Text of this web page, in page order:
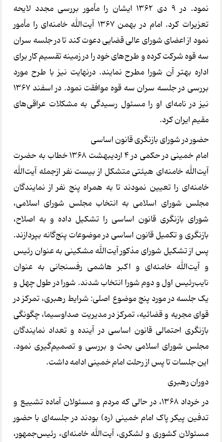
نمود. در ۹ دی ۱۳۶۲ ایشان را مأمور بررسی مجدد لایحه
تعزیرات کرد. امام در بهمن ۱۳۶۷ آیت‌الله خامنه‌ای را مأمور
نمود از اعضای شورای عالی قضایی دعوت کند تا در جلسه سران
سه قوه شرکت کرده و طرح‌های خود را در زمینه تقسیم کار برای
اداره بهتر آن شورا مطرح نمایند. درنهایت نیز با طرح مورد
بررسی در جلسه سران سه قوه موافقت نمود. در اسفند ۱۳۶۷
نیز در نامه‌ای او را مسئول رسیدگی به مشکلات عراقی‌های
مقیم ایران کرد.
حضور در شورای بازنگری قانون اساسی
امام خمینی در حکمی در ۴ اردیبهشت ۱۳۶۸ خطاب به حضرت
آیت‌الله خامنه‌ای هیئتی متشکل از بیست نفر ازجمله آیت‌الله
خامنه‌ای را تعیین نمودند تا به همراه پنج نفر از نمایندگان
مجلس شورای اسلامی به انتخاب مجلس شورای اسلامی،
شورای بازنگری قانون اساسی را تشکیل داده و به اصلاح،
بازنگری و تکمیل قانون اساسی در موضوعات پنج‌گانه بپردازند.
پس از تشکیل شورای مذکور آیت‌الله مشکینی به عنوان رئیس
و آیت‌الله خامنه‌ای و اکبر هاشمی رفسنجانی به عنوان
نایب‌رئیس اول و دوم شورا انتخاب شدند. شورا در طول چهل و
یک جلسه در مورد پنج موضوع اصلی: شرایط رهبری، تمرکز در
قوای مجریه و قضائیه، تمرکز در مدیریت صداوسیما، چگونگی
بازنگری احتمالی قانون اساسی در آینده و تعداد نمایندگان
مجلس شورای اسلامی بحث و بررسی و تصمیم‌گیری نمود.
این جلسات تا پس از رحلت امام خمینی ادامه داشت.
دوران رهبری
در خرداد ۱۳۶۸، در حالی که مردم و مسئولان آماده تشییع و
تدفین پیکر پاک امام خمینی (ره) بودند در جلسه‌ای با حضور
مسئولان کشوری و لشکری، آیت‌الله خامنه‌ای، رئیس‌جمهور،